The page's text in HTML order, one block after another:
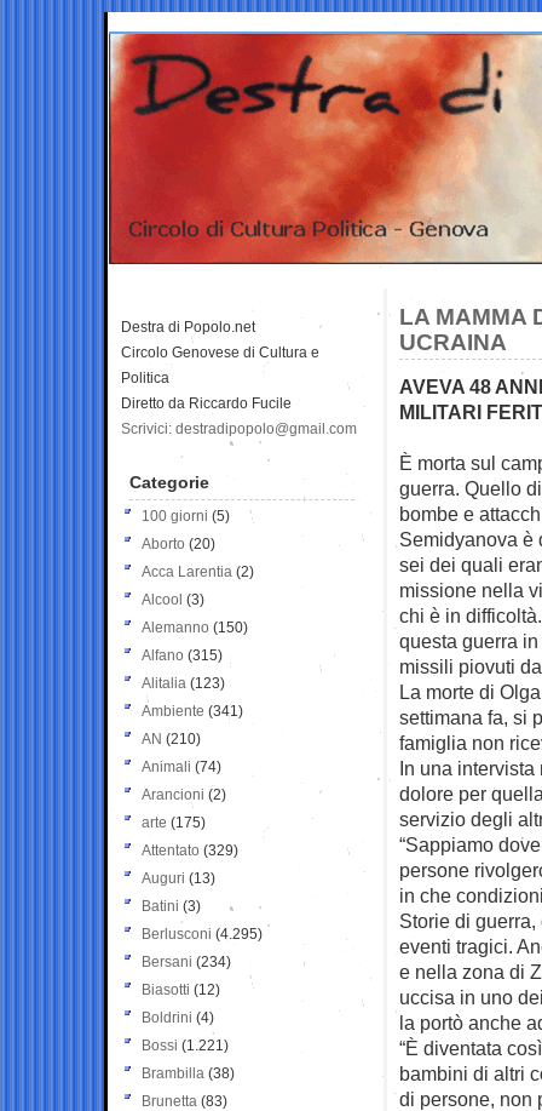
LA MAMMA
UCRAINA
AVEVA 48
MILITARI
È morta sul
guerra. Quello
bombe e
Semidyanova è
sei dei quali
missione nella
chi è in
questa guerra
missili piovuti
La morte di
settimana fa, si
famiglia non
In una
dolore per
servizio degli
“Sappiamo
persone
in che
Storie di
eventi tragici.
e nella zona di
uccisa in uno
la portò anche
“È diventata
bambini di altri
di persone, non
Destra di Popolo.net
Circolo Genovese di Cultura e
Politica
Diretto da Riccardo Fucile
Scrivici: destradipopolo@gmail.com
Categorie
100 giorni (5)
Aborto (20)
Acca Larentia (2)
Alcool (3)
Alemanno (150)
Alfano (315)
Alitalia (123)
Ambiente (341)
AN (210)
Animali (74)
Arancioni (2)
arte (175)
Attentato (329)
Auguri (13)
Batini (3)
Berlusconi (4.295)
Bersani (234)
Biasotti (12)
Boldrini (4)
Bossi (1.221)
Brambilla (38)
Brunetta (83)